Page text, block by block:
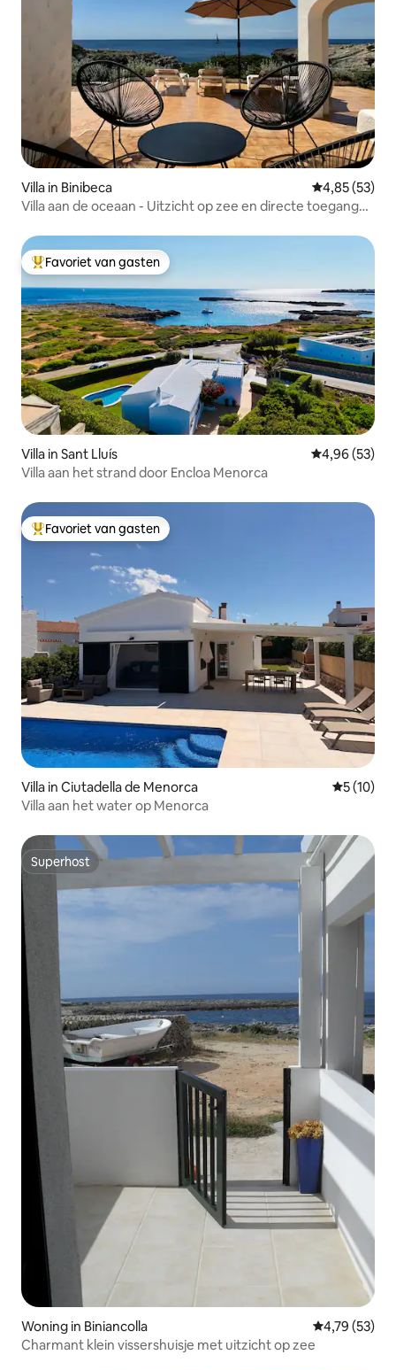
Villa in Binibeca Gemiddelde
4,85 (53)
Villa aan de oceaan - Uitzicht op zee en directe toegang
Topfavoriet van gasten
Favoriet van gasten
Villa in Sant Lluís Gemiddelde
4,96 (53)
Villa aan het strand door Encloa Menorca
Topfavoriet van gasten
Favoriet van gasten
Villa in Ciutadella de Menorca
5 (10)
Villa aan het water op Menorca
Superhost
Superhost
Woning in Biniancolla Gemiddelde
4,79 (53)
Charmant klein vissershuisje met uitzicht op zee